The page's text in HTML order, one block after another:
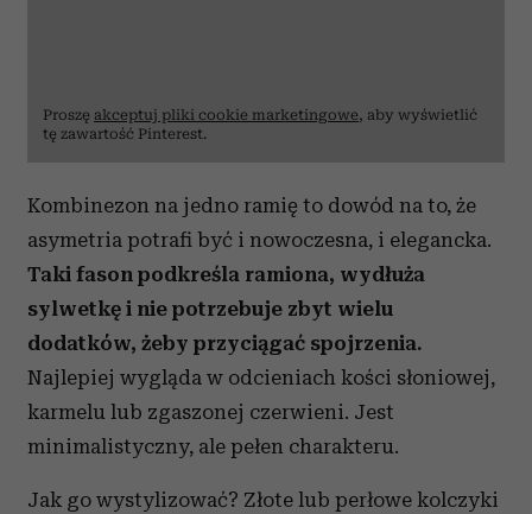
Proszę akceptuj pliki cookie marketingowe, aby wyświetlić
tę zawartość Pinterest.
Kombinezon na jedno ramię to dowód na to, że
asymetria potrafi być i nowoczesna, i elegancka.
Taki fason podkreśla ramiona, wydłuża
sylwetkę i nie potrzebuje zbyt wielu
dodatków, żeby przyciągać spojrzenia.
Najlepiej wygląda w odcieniach kości słoniowej,
karmelu lub zgaszonej czerwieni. Jest
minimalistyczny, ale pełen charakteru.
Jak go wystylizować? Złote lub perłowe kolczyki